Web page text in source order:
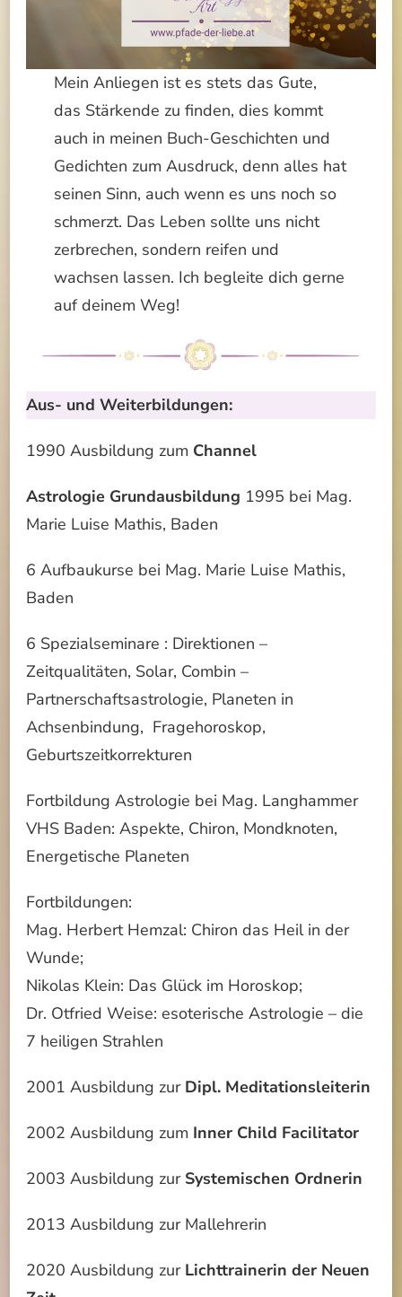
Mein Anliegen ist es stets das Gute,
das Stärkende zu finden, dies kommt
auch in meinen Buch-Geschichten und
Gedichten zum Ausdruck, denn alles hat
seinen Sinn, auch wenn es uns noch so
schmerzt. Das Leben sollte uns nicht
zerbrechen, sondern reifen und
wachsen lassen. Ich begleite dich gerne
auf deinem Weg!
Aus- und Weiterbildungen:
1990 Ausbildung zum Channel
Astrologie Grundausbildung 1995 bei Mag.
Marie Luise Mathis, Baden
6 Aufbaukurse bei Mag. Marie Luise Mathis,
Baden
6 Spezialseminare : Direktionen –
Zeitqualitäten, Solar, Combin –
Partnerschaftsastrologie, Planeten in
Achsenbindung, Fragehoroskop,
Geburtszeitkorrekturen
Fortbildung Astrologie bei Mag. Langhammer
VHS Baden: Aspekte, Chiron, Mondknoten,
Energetische Planeten
Fortbildungen:
Mag. Herbert Hemzal: Chiron das Heil in der
Wunde;
Nikolas Klein: Das Glück im Horoskop;
Dr. Otfried Weise: esoterische Astrologie – die
7 heiligen Strahlen
2001 Ausbildung zur Dipl. Meditationsleiterin
2002 Ausbildung zum Inner Child Facilitator
2003 Ausbildung zur Systemischen Ordnerin
2013 Ausbildung zur Mallehrerin
2020 Ausbildung zur Lichttrainerin der Neuen